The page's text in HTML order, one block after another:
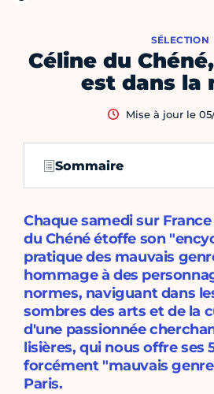
Céline du
est dans la
SÉLECTION
Mise à jour le
Sommaire
Chaque samedi sur
du Chéné étoffe son
pratique des mauvais
hommage à des
normes, naviguant dans
sombres des arts et de la
d'une passionnée
lisières, qui nous offre ses
forcément "mauvais
Paris.